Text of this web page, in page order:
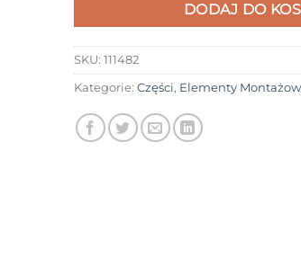
DODAJ DO
SKU: 111482
Kategorie: Części, Elementy